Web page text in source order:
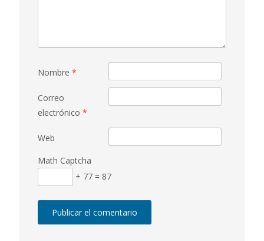
Nombre *
Correo
electrónico *
Web
Math Captcha
+ 77 = 87